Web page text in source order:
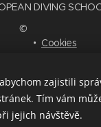
DIVING
©
Cookies
English
zajistili
Tím vám
jejich návštěvě.